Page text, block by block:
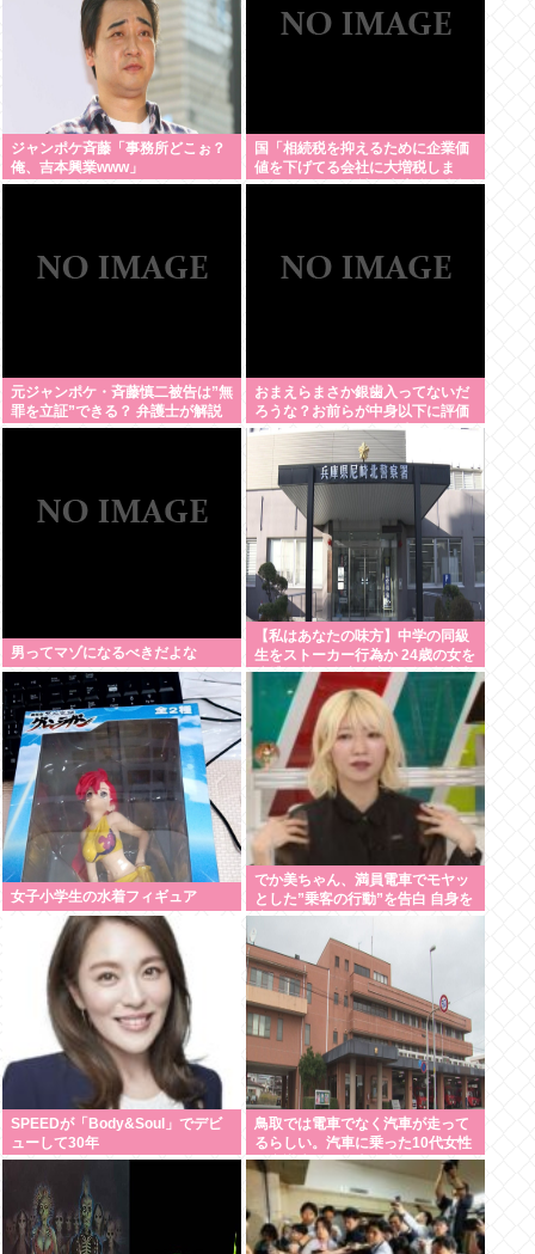
ジャンポケ斉藤「事務所どこぉ？
俺、吉本興業www」
国「相続税を抑えるために企業価
値を下げてる会社に大増税しま
す。低PBRの会社は大増税を覚悟
元ジャンポケ・斉藤慎二被告は”無
罪を立証”できる？ 弁護士が解説
おまえらまさか銀歯入ってないだ
ろうな？お前らが中身以下に評価
される原因は口開けた時に見える
男ってマゾになるべきだよな
【私はあなたの味方】中学の同級
生をストーカー行為か 24歳の女を
逮捕 男性の自宅に唐揚げや文庫本
など繰り返し届ける / 兵庫県
女子小学生の水着フィギュア
でか美ちゃん、満員電車でモヤッ
とした”乗客の行動”を告白 自身を
扇子などであおぐ人に「オイニー
がつらくて…」
SPEEDが「Body&Soul」でデビ
ューして30年
鳥取では電車でなく汽車が走って
るらしい。汽車に乗った10代女性
が意識失う。汽車汽車ぽっぽぽっ
ぽ